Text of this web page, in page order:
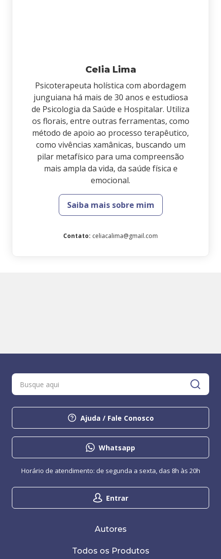
Celia Lima
Psicoterapeuta holística com abordagem
junguiana há mais de 30 anos e estudiosa
de Psicologia da Saúde e Hospitalar. Utiliza
os florais, entre outras ferramentas, como
método de apoio ao processo terapêutico,
como vivências xamânicas, buscando um
pilar metafísico para uma compreensão
mais ampla da vida, da saúde física e
emocional.
Saiba mais sobre mim
Contato: celiacalima@gmail.com
Ajuda / Fale Conosco
Whatsapp
Entrar
Horário de atendimento: de segunda a sexta, das 8h às 20h
Autores
Todos os Produtos